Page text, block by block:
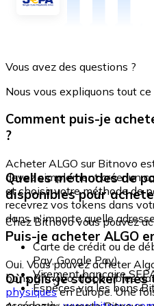
Vous avez des questions ?
Nous vous expliquons tout
Comment puis-je
?
Acheter ALGO sur Bitnovo
devez simplement créer un
et choisir votre méthode de
recevrez vos tokens dans
dans n'importe quelle
Quelles méthodes de
disponibles pour
Chez Bitnovo vous pouvez
Carte de crédit ou de
Pay, Google Pay)
Virement bancaire
Espèces via les bons
Puis-je acheter ALGO
Oui. Vous pouvez acheter
bons Bitnovo, disponibles
physiquesen Europe. Une
Où puis-je stocker mes